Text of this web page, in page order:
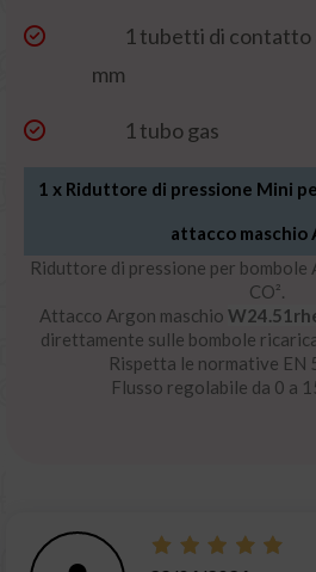
1 tubetti di contatto
mm
1 tubo gas
1 x Riduttore di pressione Mini
attacco maschio
Riduttore di pressione per bombole
CO².
Attacco Argon maschio
direttamente sulle bombole
Rispetta le normative EN
Flusso regolabile da 0 a